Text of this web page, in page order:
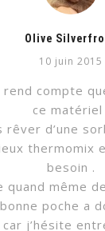
Olive
10 juin 2015
compte
ce matériel
rêver d’une
thermomix
besoin .
quand même
bonne poche a
car j’hésite